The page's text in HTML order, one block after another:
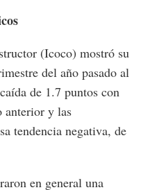
(Icoco) mostró su
del año pasado al
de 1.7 puntos con
anterior y las
tendencia negativa, de
en general una